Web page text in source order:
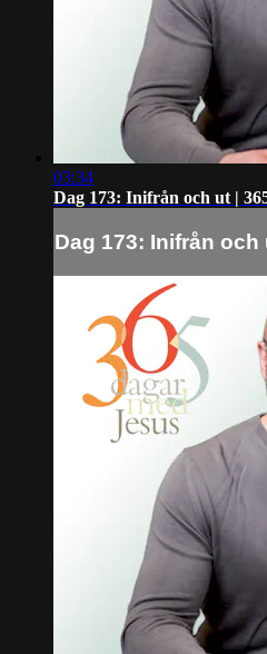
03:34
Dag 173: Inifrån och ut |
Dag 173: Inifrån och